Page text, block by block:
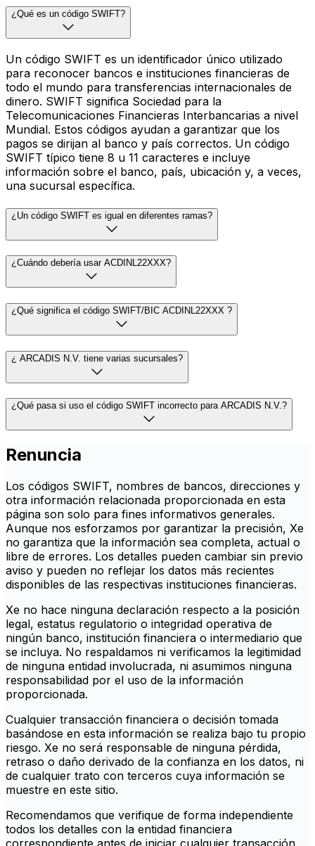
¿Qué es un código SWIFT?
Un código SWIFT es un identificador único utilizado
para reconocer bancos e instituciones financieras de
todo el mundo para transferencias internacionales de
dinero. SWIFT significa Sociedad para la
Telecomunicaciones Financieras Interbancarias a nivel
Mundial. Estos códigos ayudan a garantizar que los
pagos se dirijan al banco y país correctos. Un código
SWIFT típico tiene 8 u 11 caracteres e incluye
información sobre el banco, país, ubicación y, a veces,
una sucursal específica.
¿Un código SWIFT es igual en diferentes ramas?
¿Cuándo debería usar ACDINL22XXX?
¿Qué significa el código SWIFT/BIC ACDINL22XXX ?
¿ ARCADIS N.V. tiene varias sucursales?
¿Qué pasa si uso el código SWIFT incorrecto para ARCADIS N.V.?
Renuncia
Los códigos SWIFT, nombres de bancos, direcciones y
otra información relacionada proporcionada en esta
página son solo para fines informativos generales.
Aunque nos esforzamos por garantizar la precisión, Xe
no garantiza que la información sea completa, actual o
libre de errores. Los detalles pueden cambiar sin previo
aviso y pueden no reflejar los datos más recientes
disponibles de las respectivas instituciones financieras.
Xe no hace ninguna declaración respecto a la posición
legal, estatus regulatorio o integridad operativa de
ningún banco, institución financiera o intermediario que
se incluya. No respaldamos ni verificamos la legitimidad
de ninguna entidad involucrada, ni asumimos ninguna
responsabilidad por el uso de la información
proporcionada.
Cualquier transacción financiera o decisión tomada
basándose en esta información se realiza bajo tu propio
riesgo. Xe no será responsable de ninguna pérdida,
retraso o daño derivado de la confianza en los datos, ni
de cualquier trato con terceros cuya información se
muestre en este sitio.
Recomendamos que verifique de forma independiente
todos los detalles con la entidad financiera